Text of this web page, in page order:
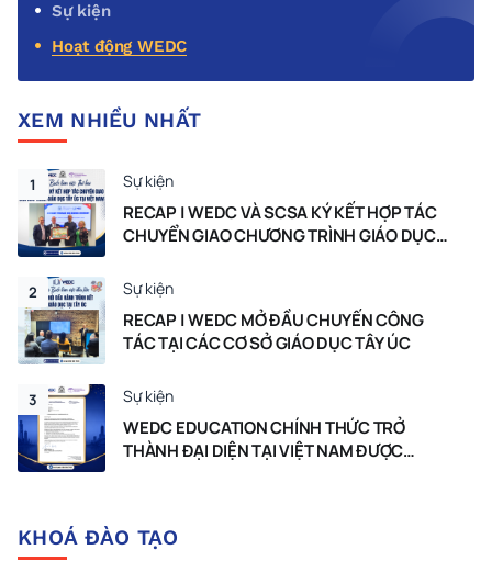
Sự kiện
Hoạt động WEDC
XEM NHIỀU NHẤT
1 Sự kiện
RECAP | WEDC VÀ SCSA KÝ KẾT HỢP TÁC
CHUYỂN GIAO CHƯƠNG TRÌNH GIÁO DỤC
2 Sự kiện
RECAP | WEDC MỞ ĐẦU CHUYẾN CÔNG
TÁC TẠI CÁC CƠ SỞ GIÁO DỤC TÂY ÚC
3 Sự kiện
WEDC EDUCATION CHÍNH THỨC TRỞ
THÀNH ĐẠI DIỆN TẠI VIỆT NAM ĐƯỢC
KHOÁ ĐÀO TẠO